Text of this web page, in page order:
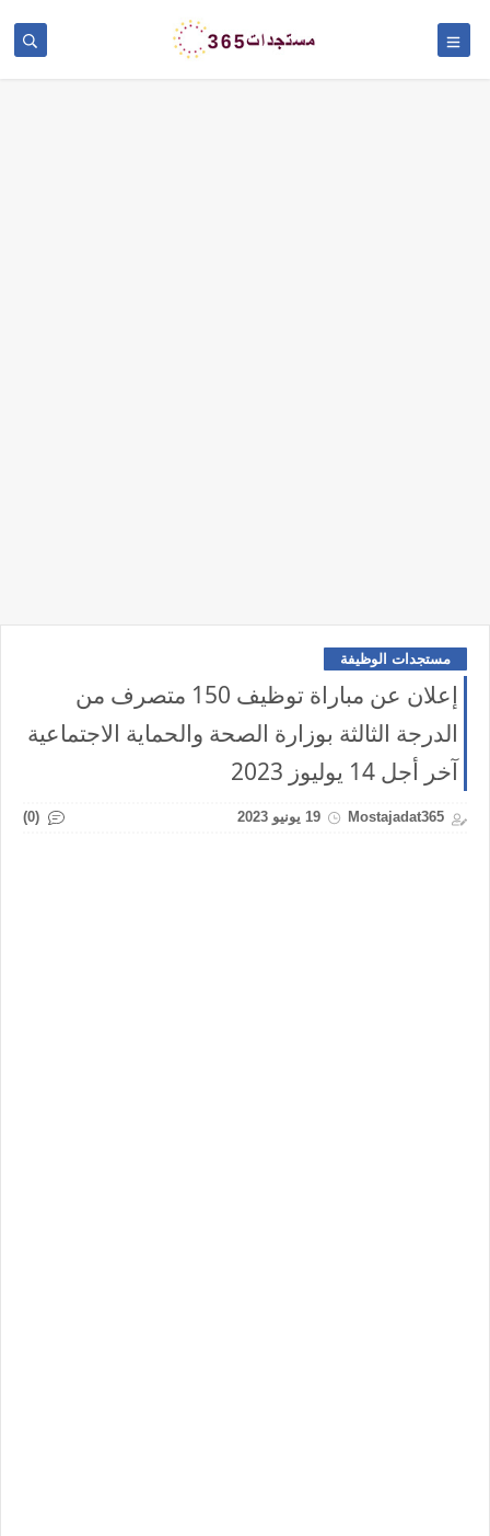
مستجدات الوظيفة
إعلان عن مباراة توظيف 150 متصرف من
الدرجة الثالثة بوزارة الصحة والحماية الاجتماعية
آخر أجل 14 يوليوز 2023
Mostajadat365 19 يونيو 2023 (0)